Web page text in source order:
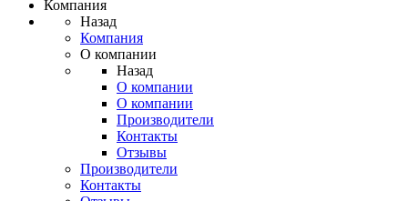
Компания
Назад
Компания
О компании
Назад
О компании
О компании
Производители
Контакты
Отзывы
Производители
Контакты